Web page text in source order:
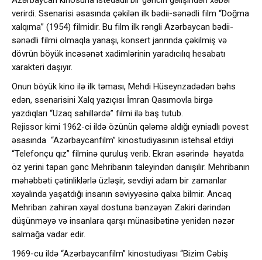
verirdi. Ssenarisi əsasında çəkilən ilk bədii-sənədli film “Doğma
xalqıma” (1954) filmidir. Bu film ilk rəngli Azərbaycan bədii-
sənədli filmi olmaqla yanaşı, konsert janrında çəkilmiş və
dövrün böyük incəsənət xadimlərinin yaradıcılıq hesabatı
xarakteri daşıyır.
Onun böyük kino ilə ilk təması, Mehdi Hüseynzadədən bəhs
edən, ssenarisini Xalq yazıçısı İmran Qasımovla birgə
yazdıqları “Uzaq sahillərdə” filmi ilə baş tutub.
Rejissor kimi 1962-ci ildə özünün qələmə aldığı eyniadlı povest
əsasında “Azərbaycanfilm” kinostudiyasının istehsal etdiyi
“Telefonçu qız” filminə quruluş verib. Ekran əsərində həyatda
öz yerini tapan gənc Mehribanın taleyindən danışılır. Mehribanın
məhəbbəti çətinliklərlə üzləşir, sevdiyi adam bir zamanlar
xəyalında yaşatdığı insanın səviyyəsinə qalxa bilmir. Ancaq
Mehriban zahirən xəyal dostuna bənzəyən Zakiri dərindən
düşünməyə və insanlara qarşı münasibətinə yenidən nəzər
salmağa vadar edir.
1969-cu ildə “Azərbaycanfilm” kinostudiyası “Bizim Cəbiş